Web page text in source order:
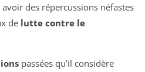
des répercussions néfastes
de lutte contre le
passées qu’il considère